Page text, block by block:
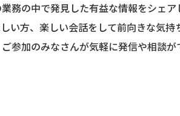
務の中で発見した有益な情報をシェ
い方、楽しい会話をして前向きな気
参加のみなさんが気軽に発信や相談が